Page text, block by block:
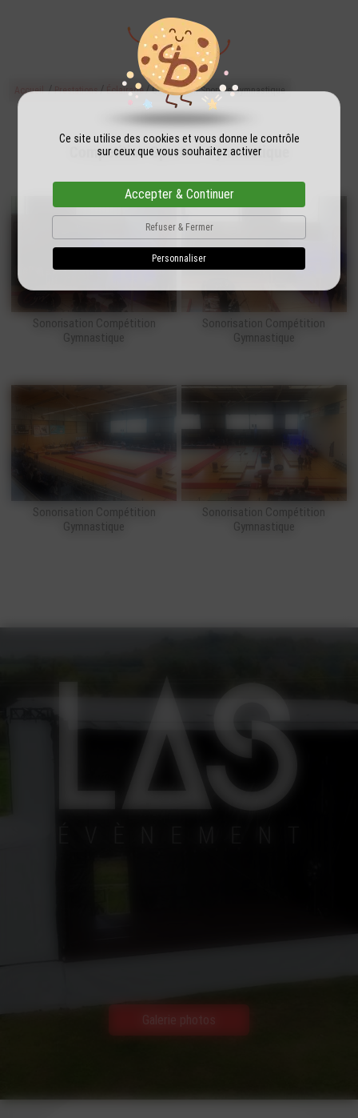
Ce site utilise des cookies et vous donne le contrôle
sur ceux que vous souhaitez activer
Accepter & Continuer
Refuser & Fermer
Personnaliser
Accueil/Prestations/Éclairage/Competition Sportive Gymnastique
Competition Sportive Gymnastique
Sonorisation Compétition
Gymnastique
Sonorisation Compétition
Gymnastique
Sonorisation Compétition
Gymnastique
Sonorisation Compétition
Gymnastique